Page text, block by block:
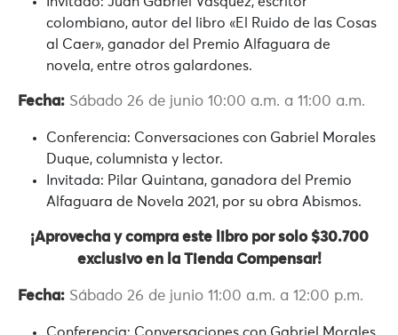
colombiano, autor del libro «El Ruido de las Cosas
al Caer», ganador del Premio Alfaguara de
novela, entre otros galardones.
Fecha: Sábado 26 de junio 10:00 a.m. a 11:00 a.m.
Conferencia: Conversaciones con Gabriel Morales
Duque, columnista y lector.
Invitada: Pilar Quintana, ganadora del Premio
Alfaguara de Novela 2021, por su obra Abismos.
¡Aprovecha y compra este libro por solo $30.700
exclusivo en la Tienda Compensar!
Fecha: Sábado 26 de junio 11:00 a.m. a 12:00 p.m.